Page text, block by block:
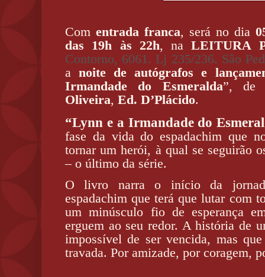
Com entrada franca, será no dia
das 19h às 22h, naLEITURA
Contorno, 6061. Lj 235/236. São
anoite de autógrafos e
Irmandade do Esmeralda”,
Oliveira, Ed. D’Plácido.
“Lynn e a Irmandade do
fase da vida do espadachim que
tornar um herói, à qual se seguirão
– o último da série.
O livro narra o início da
espadachim que terá que lutar com
um minúsculo fio de esperança
erguem ao seu redor. A história de
impossível de ser vencida, mas
travada. Por amizade, por coragem,